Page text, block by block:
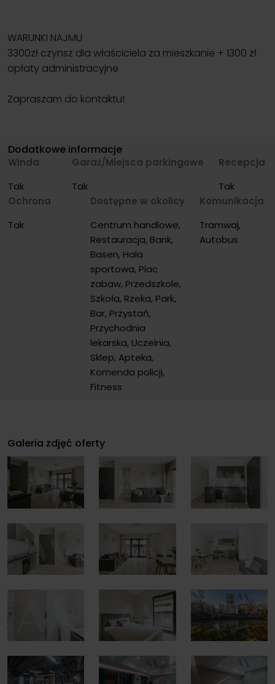
WARUNKI NAJMU
3300zł czynsz dla właściciela za mieszkanie + 1300 zł
opłaty administracyjne
Zapraszam do kontaktu!
Dodatkowe informacje
Winda
Tak
Garaż/Miejsca parkingowe
Tak
Recepcja
Tak
Ochrona
Tak
Dostępne w okolicy
Centrum handlowe,
Restauracja, Bank,
Basen, Hala
sportowa, Plac
zabaw, Przedszkole,
Szkoła, Rzeka, Park,
Bar, Przystań,
Przychodnia
lekarska, Uczelnia,
Sklep, Apteka,
Komenda policji,
Fitness
Komunikacja
Tramwaj,
Autobus
Galeria zdjęć oferty